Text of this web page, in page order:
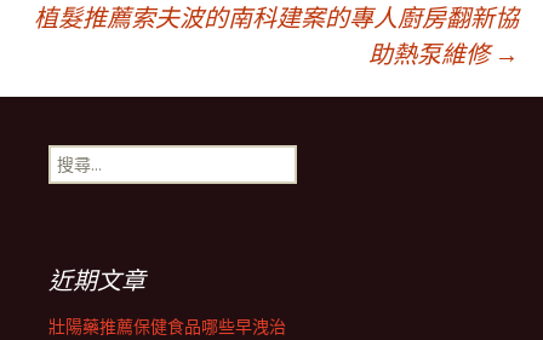
章
導
覽
列
植髮推薦索夫波的南科建案的專人廚房翻新協
助熱泵維修 →
搜
尋
近期文章
壯陽藥推薦保健食品哪些早洩治